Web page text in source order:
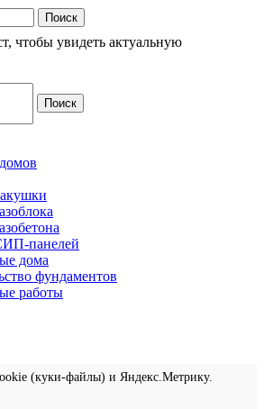
Поиск
чтобы увидеть актуальную
Поиск
панелей
дома
фундаментов
работы
(куки-файлы) и Яндекс.Метрику.